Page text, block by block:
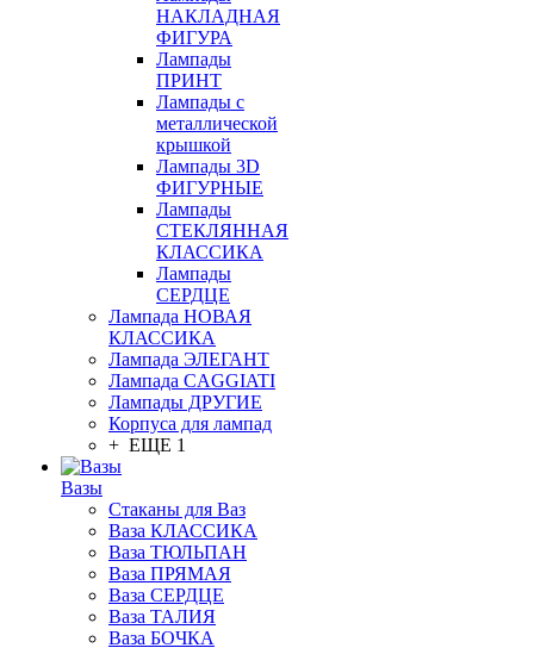
НАКЛАДНАЯ
ФИГУРА
Лампады
ПРИНТ
Лампады с
металлической
крышкой
Лампады 3D
ФИГУРНЫЕ
Лампады
СТЕКЛЯННАЯ
КЛАССИКА
Лампады
СЕРДЦЕ
Лампада НОВАЯ
КЛАССИКА
Лампада ЭЛЕГАНТ
Лампада CAGGIATI
Лампады ДРУГИЕ
Корпуса для лампад
+ ЕЩЕ 1
Вазы
Стаканы для Ваз
Ваза КЛАССИКА
Ваза ТЮЛЬПАН
Ваза ПРЯМАЯ
Ваза СЕРДЦЕ
Ваза ТАЛИЯ
Ваза БОЧКА